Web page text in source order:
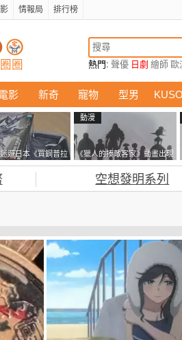
情報局 排行榜
圈 熱門: 聲優 日劇 繪師 歐
影 新奇 寵物 型男 KUSO
遊日本《買鋼普拉
箱》網友們集思廣
了……
動漫
《獵人的揍敵客家》動畫出現
的這個剪影是誰？你是不是忘
記還有這號人物了
空想發明系列